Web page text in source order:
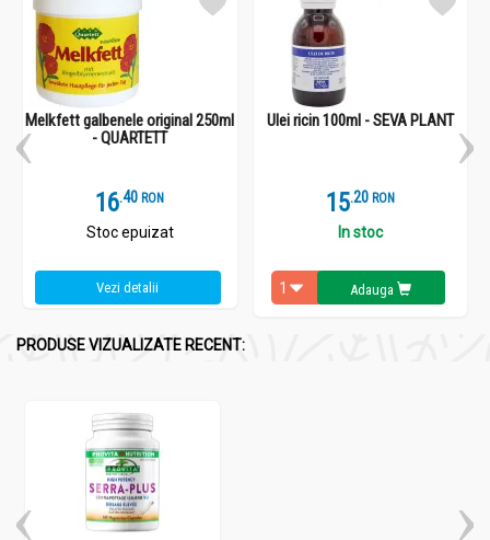
poate reduce la 2 capsule pe zi (1-1).
Ce se întâmplă cu Serra Plus după ce a fost ingerată?
Capsula de Serra Plus este acoperită enteric
(gastrorezistentă), astfel încât eliberarea conținutului va
fi întârziată, pentru ca ingredientele să fie protejate în
timpul călătoriei lor prin mediul acid al stomacului și, prin
Pentru tromboflebită sau curățare arterială poate fi
administrat ca adjuvant împreună cu
suplimentulFormula Flow cu aminoacizi
antiinflamator și antioxidant:
Melkfett galbenele original 250ml
- QUARTETT
16.4 RON
Stoc epuizat
Vezi detalii
Ulei ricin 100ml - SEVA PLANT
15.2 RON
In stoc
Adauga
PRODUSE VIZUALIZATE RECENT: